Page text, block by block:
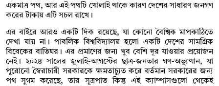
একমাত্র পথ, আর এই পথটি খোলাই থাকে কারণ দেশের সাধারণ জনগণ
করের টাকায় এটি সচল রাখে।
এর বাইরে আরও একটি দিক রয়েছে, যা কোনো বৈশ্বিক মাপকাঠিতে
দেখা যায় না। পাবলিক বিশ্ববিদ্যালয় হলো একটি দেশের সামগ্রিক
বিবেকের বাতিঘর। এর প্রমাণের জন্য খুব বেশি দূর যাওয়ার প্রয়োজন
নেই। ২০২৪ সালের জুলাই-আগস্টের ছাত্র-জনতার গণ-অভ্যুত্থান, যা
পুরোনো স্বৈরাচারী সরকারকে ক্ষমতাচ্যুত করে বর্তমান সরকারের জন্য
পথ সুগম করেছে, তার সূত্রপাত কিন্তু এই ক্যাম্পাসগুলো থেকেই